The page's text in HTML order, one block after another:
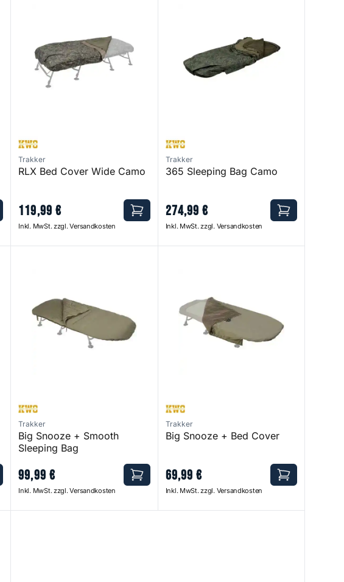
Trakker
RLX Bed Cover Wide Camo
119,99 €
Inkl. MwSt. zzgl. Versandkosten
Trakker
365 Sleeping Bag Camo
274,99 €
Inkl. MwSt. zzgl. Versandkosten
Trakker
Big Snooze + Smooth
Sleeping Bag
99,99 €
Inkl. MwSt. zzgl. Versandkosten
Trakker
Big Snooze + Bed Cover
69,99 €
Inkl. MwSt. zzgl. Versandkosten